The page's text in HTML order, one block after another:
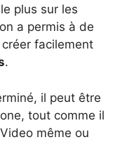
plus sur les
a permis à de
facilement
.
il peut être
tout comme il
même ou